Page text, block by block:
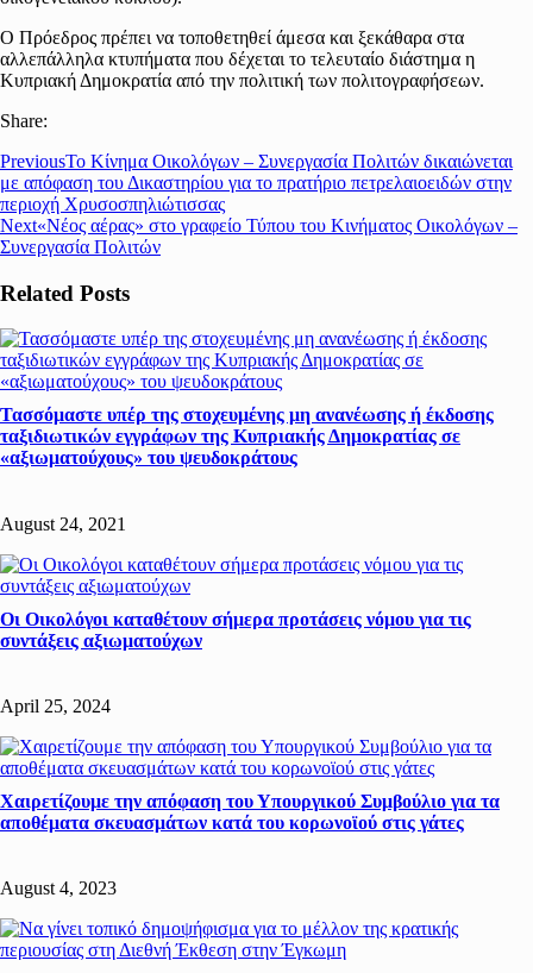
Ο Πρόεδρος πρέπει να τοποθετηθεί άμεσα και ξεκάθαρα στα
αλλεπάλληλα κτυπήματα που δέχεται το τελευταίο διάστημα η
Κυπριακή Δημοκρατία από την πολιτική των πολιτογραφήσεων.
Share:
PreviousΤο Κίνημα Οικολόγων – Συνεργασία Πολιτών δικαιώνεται
με απόφαση του Δικαστηρίου για το πρατήριο πετρελαιοειδών στην
περιοχή Χρυσοσπηλιώτισσας
Next«Νέος αέρας» στο γραφείο Τύπου του Κινήματος Οικολόγων –
Συνεργασία Πολιτών
Related Posts
Τασσόμαστε υπέρ της στοχευμένης μη ανανέωσης ή έκδοσης
ταξιδιωτικών εγγράφων της Κυπριακής Δημοκρατίας σε
«αξιωματούχους» του ψευδοκράτους
August 24, 2021
Οι Οικολόγοι καταθέτουν σήμερα προτάσεις νόμου για τις
συντάξεις αξιωματούχων
April 25, 2024
Χαιρετίζουμε την απόφαση του Υπουργικού Συμβούλιο για τα
αποθέματα σκευασμάτων κατά του κορωνοϊού στις γάτες
August 4, 2023